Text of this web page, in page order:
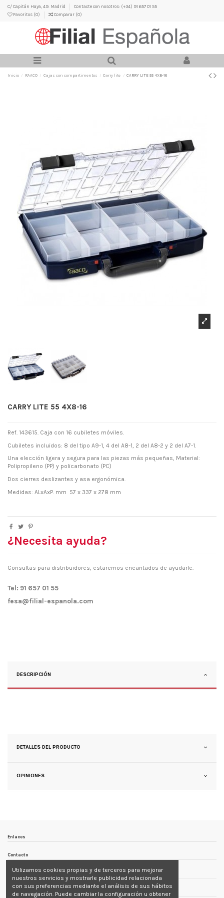
C/ Capitán Haya, 49. Madrid
Contacte con nosotros: (+34) 91 657 01 55
Favoritos (0) Comparar (0)
Inicio RAACO Cajas con compartimentos Carry lite CARRY LITE 55 4X8-16
CARRY LITE 55 4X8-16
Ref. 143615. Caja con 16 cubiletes móviles.
Cubiletes incluidos: 8 del tipo A9-1, 4 del A8-1, 2 del A8-2 y 2 del A7-1.
Una elección ligera y segura para las piezas más pequeñas, Material:
Polipropileno (PP) y policarbonato (PC)
Dos cierres deslizantes y asa ergonómica.
Medidas: ALxAxP. mm 57 x 337 x 278 mm
¿Necesita ayuda?
Consultas para distribuidores, estaremos encantados de ayudarle.
Tel: 91 657 01 55
fesa@filial-espanola.com
DESCRIPCIÓN
DETALLES DEL PRODUCTO
OPINIONES
Enlaces
Contacto
Follow us
Utilizamos cookies propias y de terceros para mejorar
nuestros servicios y mostrarle publicidad relacionada
con sus preferencias mediante el análisis de sus hábitos
de navegación. Puede cambiar la configuración u obtener